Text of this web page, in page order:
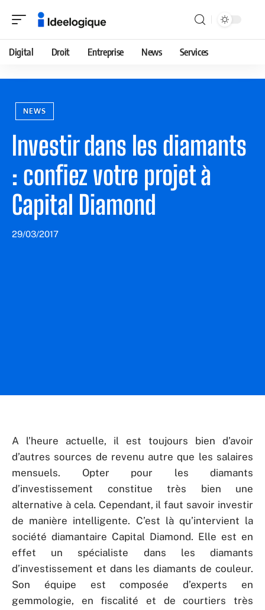
Digital Droit Entreprise News Services
NEWS
Investir dans les diamants
: confiez votre projet à
Capital Diamond
29/03/2017
A l’heure actuelle, il est toujours bien d’avoir
d’autres sources de revenu autre que les salaires
mensuels. Opter pour les diamants
d’investissement constitue très bien une
alternative à cela. Cependant, il faut savoir investir
de manière intelligente. C’est là qu’intervient la
société diamantaire Capital Diamond. Elle est en
effet un spécialiste dans les diamants
d’investissement et dans les diamants de couleur.
Son équipe est composée d’experts en
gemmologie, en fiscalité et de courtiers très